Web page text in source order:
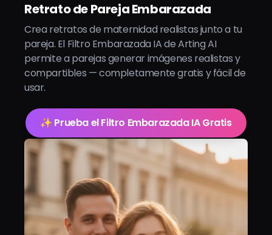
Retrato de Pareja Embarazada
Crea retratos de maternidad realistas junto a tu
pareja. El Filtro Embarazada IA de Arting AI
permite a parejas generar imágenes realistas y
compartibles — completamente gratis y fácil de
usar.
✨ Prueba el Filtro Embarazada IA Gratis